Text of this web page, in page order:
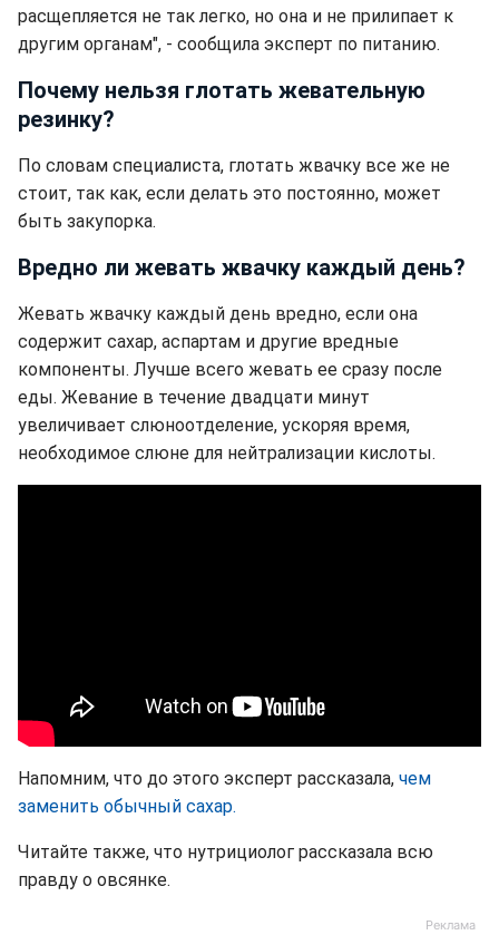
расщепляется не так легко, но она и не прилипает к
другим органам", - сообщила эксперт по питанию.
Почему нельзя глотать жевательную
резинку?
По словам специалиста, глотать жвачку все же не
стоит, так как, если делать это постоянно, может
быть закупорка.
Вредно ли жевать жвачку каждый день?
Жевать жвачку каждый день вредно, если она
содержит сахар, аспартам и другие вредные
компоненты. Лучше всего жевать ее сразу после
еды. Жевание в течение двадцати минут
увеличивает слюноотделение, ускоряя время,
необходимое слюне для нейтрализации кислоты.
Напомним, что до этого эксперт рассказала, чем
заменить обычный сахар.
Читайте также, что нутрициолог рассказала всю
правду о овсянке.